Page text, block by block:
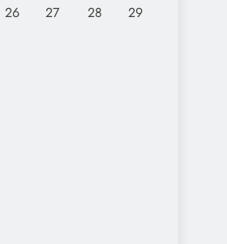
26 27 28
29